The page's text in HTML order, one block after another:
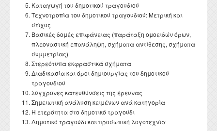
Διατελέσαντες Πρόεδροι
Ομότιμοι Καθηγητές
Διατελέσαντα μέλη ΔΕΠ
Επίτιμοι Καθηγητές
Επίτιμοι Διδάκτορες
Οδηγός σπουδών προπτυχιακού προγράμματος
Διάρκεια φοίτησης
Κατατακτήριες εξετάσεις
Τοπική Ιστορία, Πολιτισμός και Προστασία της
Αρχιτεκτονικής Κληρονομιάς: Διεπιστημονικές
Προσεγγίσεις και Ψηφιακές Εφαρμογές
Πολιτισμικές Σπουδές: Νέος Ελληνισμός και Βαλκάνια
Ωρολόγιο Πρόγραμμα
Πρόγραμμα Εξεταστικής
Σύμβουλος σπουδών
ΔΟΑΤΑΠ
Εργαστήριο Νεότερης και Σύγχρονης Ιστορίας
Εργαστήριο Βυζαντινών και Μεταβυζαντινών Ερευνών
Εργαστήριο Τεχνολογίας, Έρευνας και Εφαρμογών στην
Εκπαίδευση
Υγειονομική περίθαλψη
Δομή Συμβουλευτικής και Προσβασιμότητας
Σύλλογος αποφοίτων
Συνέδρια - Ημερίδες Τμήματος
Δραστηριότητες Τμήματος
Απολογισμοί πεπραγμένων του Τμήματος
Έντυπα
Κανονισμός Προπτυχιακού Προγράμματος Σπουδών
Κανονισμός ακαδημαϊκού συμβούλου σπουδών
Κανονισμός Προπτυχιακών Διπλωματικών Εργασιών
Κανονισμός Διδακτορικών Σπουδών
Κανονισμός Εκπόνησης Μεταδιδακτορικής Έρευνας
Κανονισμός Βιβλιοθήκης
Ο θεσμός του "Ακροατή Πανεπιστημιακών Μαθημάτων"
Επικοινωνία
Καταγωγή του δημοτικού τραγουδιού
Τεχνοτροπία του δημοτικού τραγουδιού: Μετρική και
στίχος
Βασικές δομές επιφάνειας (παράταξη ομοειδών όρων,
πλεοναστική επανάληψη, σχήματα αντίθεσης, σχήματα
συμμετρίας)
Στερεότυπα εκφραστικά σχήματα
Διαδικασία και όροι δημιουργίας του δημοτικού
τραγουδιού
Σύγχρονες κατευθύνσεις της έρευνας
Σημειωτική ανάλυση κειμένων ανά κατηγορία
Η ετερότητα στο δημοτικό τραγούδι
Δημοτικό τραγούδι και προσωπική λογοτεχνία